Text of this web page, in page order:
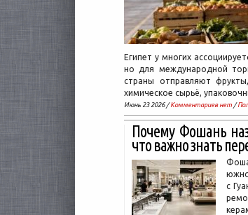
Египет у многих
но для международной
страны отправляют
химическое сырьё,
Июнь 23 2026 /Комментариев нет /
Почему Фошань
что важно знать
с